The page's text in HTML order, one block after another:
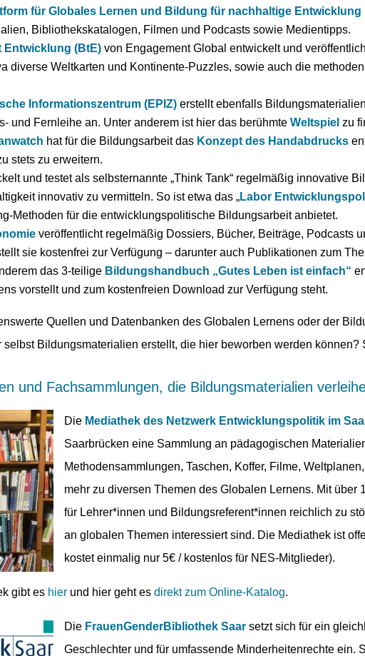
für Globales Lernen und Bildung für nachhaltige Entwicklung
Bibliothekskatalogen, Filmen und Podcasts sowie Medientipps.
Entwicklung (BtE)von Engagement Global entwickelt und
diverse Weltkarten und Kontinente-Puzzles, sowie auch die
Informationszentrum (EPIZ)erstellt ebenfalls
und Fernleihe an. Unter anderem ist hier das berühmte Weltspiel zu
hat für die Bildungsarbeit das Konzept des Handabdrucks
stets zu erweitern.
und testet als selbsternannte „Think Tank“ regelmäßig innovative
innovativ zu vermitteln. So ist etwa das „Labor
Methoden für die entwicklungspolitische Bildungsarbeit anbietet.
veröffentlicht regelmäßig Dossiers, Bücher, Beiträge, Podcasts
sie kostenfrei zur Verfügung – darunter auch Publikationen zum
das 3-teilige Bildungshandbuch „Gutes Leben ist einfach“
vorstellt und zum kostenfreien Download zur Verfügung steht.
Quellen und Datenbanken des Globalen Lernens oder der
Bildungsmaterialien erstellt, die hier beworben werden können?
und Fachsammlungen, die Bildungsmaterialien
Die Mediathek des Netzwerk Entwicklungspolitik im
Saarbrücken eine Sammlung an pädagogischen
Methodensammlungen, Taschen, Koffer, Filme,
mehr zu diversen Themen des Globalen Lernens. Mit über
für Lehrer*innen und Bildungsreferent*innen reichlich zu
an globalen Themen interessiert sind. Die Mediathek ist
kostet einmalig nur 5€ / kostenlos für NES-Mitglieder).
gibt es hierund hier geht es direkt zum Online-Katalog.
Die FrauenGenderBibliothek Saarsetzt sich für ein
Geschlechter und für umfassende Minderheitenrechte ein.